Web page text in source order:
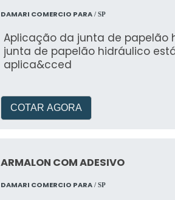
DAMARI COMERCIO PARA / SP
Aplicação da junta de papelão
junta de papelão hidráulico
aplica&cced
COTAR AGORA
ARMALON COM ADESIVO
DAMARI COMERCIO PARA / SP